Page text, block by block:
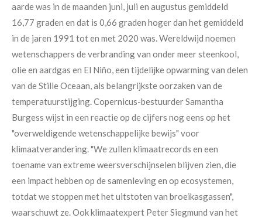
aarde was in de maanden juni, juli en augustus gemiddeld
16,77 graden en dat is 0,66 graden hoger dan het gemiddeld
in de jaren 1991 tot en met 2020 was. Wereldwijd noemen
wetenschappers de verbranding van onder meer steenkool,
olie en aardgas en El Niño, een tijdelijke opwarming van delen
van de Stille Oceaan, als belangrijkste oorzaken van de
temperatuurstijging. Copernicus-bestuurder Samantha
Burgess wijst in een reactie op de cijfers nog eens op het
"overweldigende wetenschappelijke bewijs" voor
klimaatverandering. "We zullen klimaatrecords en een
toename van extreme weersverschijnselen blijven zien, die
een impact hebben op de samenleving en op ecosystemen,
totdat we stoppen met het uitstoten van broeikasgassen",
waarschuwt ze. Ook klimaatexpert Peter Siegmund van het